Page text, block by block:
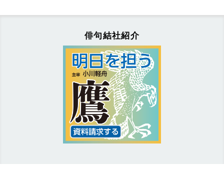
俳句結社紹介